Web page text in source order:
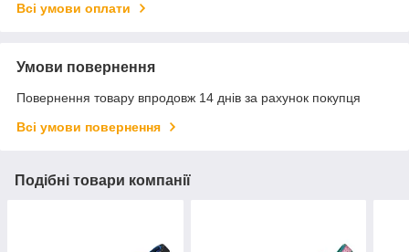
Всі умови оплати
Умови повернення
Повернення товару впродовж 14 днів за рахунок покупця
Всі умови повернення
Подібні товари компанії